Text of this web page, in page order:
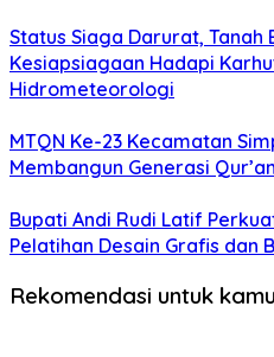
Status Siaga Darurat, Tanah
Kesiapsiagaan Hadapi
Hidrometeorologi
MTQN Ke-23 Kecamatan
Membangun Generasi
Bupati Andi Rudi Latif
Pelatihan Desain Grafis dan
Rekomendasi untuk kamu